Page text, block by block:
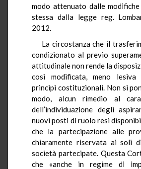
modo attenuato dalle
stessa dalla legge reg.
2012.
La circostanza che il
condizionato al previo
attitudinale non rende la
così modificata, meno
principi costituzionali. Non si
modo, alcun rimedio al
dell’individuazione degli
nuovi posti di ruolo resi
che la partecipazione alle
chiaramente riservata ai soli
società partecipate. Questa
che «anche in regime di